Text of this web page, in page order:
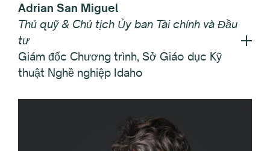
Adrian San Miguel
Thủ quỹ & Chủ tịch Ủy ban Tài chính và Đầu
tư
Giám đốc Chương trình, Sở Giáo dục Kỹ
thuật Nghề nghiệp Idaho